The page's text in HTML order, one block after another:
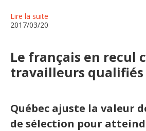
Langue du travail
Recueil de bonnes pratiques
Hébergement et restauration
Lire la suite
2017/03/20
Le français en recul
travailleurs qualifiés
Québec ajuste la valeur
de sélection pour